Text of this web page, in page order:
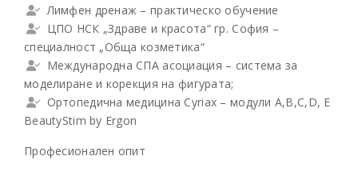
Лимфен дренаж – практическо обучение
ЦПО НСК „Здраве и красота“ гр. София –
специалност „Обща козметика“
Международна СПА асоциация – система за
моделиране и корекция на фигурата;
Ортопедична медицина Cyriax – модули A,B,C,D, E
BeautyStim by Ergon
Професионален опит